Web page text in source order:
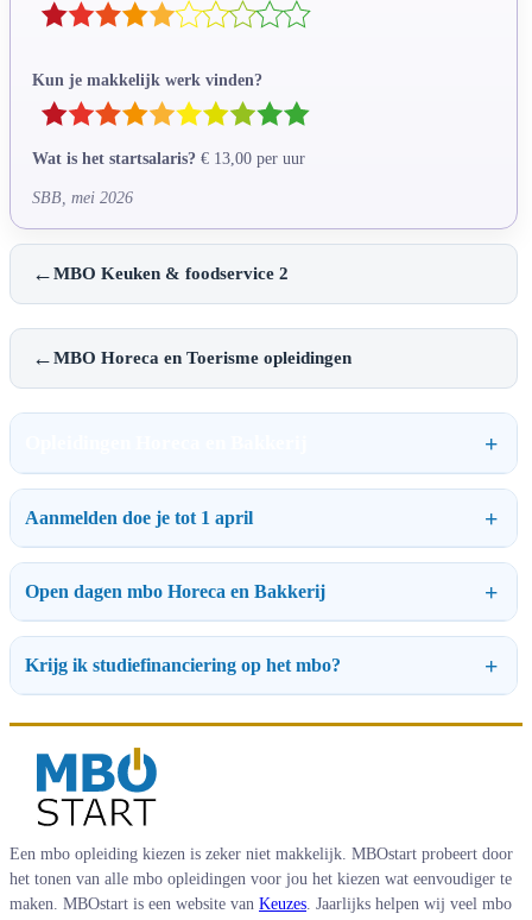
Kun je makkelijk werk vinden?
Wat is het startsalaris? € 13,00 per uur
SBB, mei 2026
←MBO Keuken & foodservice 2
←MBO Horeca en Toerisme opleidingen
Aanmelden doe je tot 1 april
Open dagen mbo Horeca en Bakkerij
Krijg ik studiefinanciering op het mbo?
Een mbo opleiding kiezen is zeker niet makkelijk. MBOstart probeert door
het tonen van alle mbo opleidingen voor jou het kiezen wat eenvoudiger te
maken. MBOstart is een website van Keuzes . Jaarlijks helpen wij veel mbo